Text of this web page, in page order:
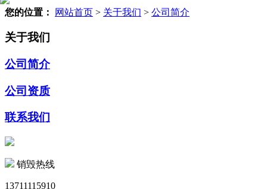
您的位置： 网站首页 > 关于我们 > 公司简介
关于我们
公司简介
公司资质
联系我们
销毁热线
13711115910